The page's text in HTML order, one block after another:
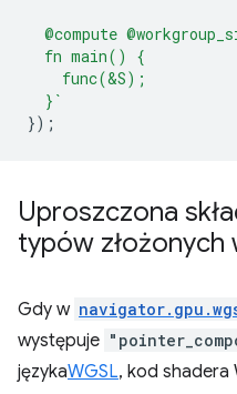
@compute
  fn main() {
    func(&S);
  }`
});
Uproszczona
typów złożonych
Gdy w
występuje
językaWGSL, kod shadera